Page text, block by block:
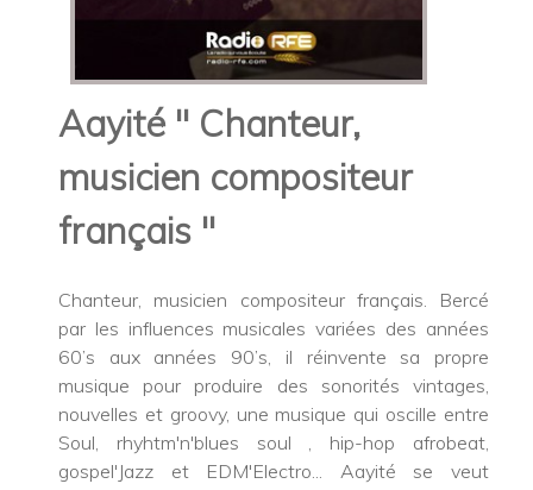
Aayité " Chanteur,
musicien compositeur
français "
Chanteur, musicien compositeur français. Bercé
par les influences musicales variées des années
60’s aux années 90’s, il réinvente sa propre
musique pour produire des sonorités vintages,
nouvelles et groovy, une musique qui oscille entre
Soul, rhyhtm'n'blues soul , hip-hop afrobeat,
gospel'Jazz et EDM'Electro... Aayité se veut